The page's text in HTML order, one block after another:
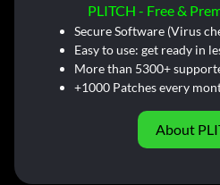
PLITCH - Free &
Secure Software (Virus
Easy to use: get ready in
More than 5300+
+1000 Patches every
About